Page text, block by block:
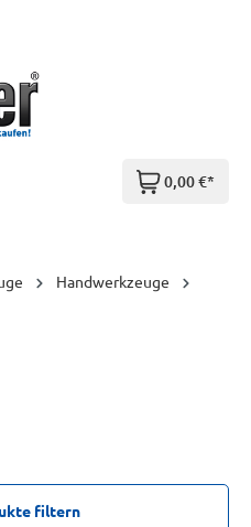
0,00 €*
Handwerkzeuge
filtern